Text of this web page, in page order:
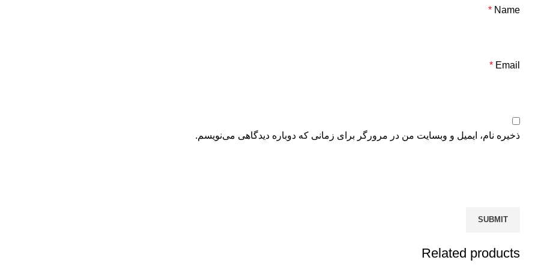
Name
*
Email
*
ذخیره نام، ایمیل و وبسایت من در مرورگر برای زمانی که دوباره دیدگاهی می‌نویسم.
Related products